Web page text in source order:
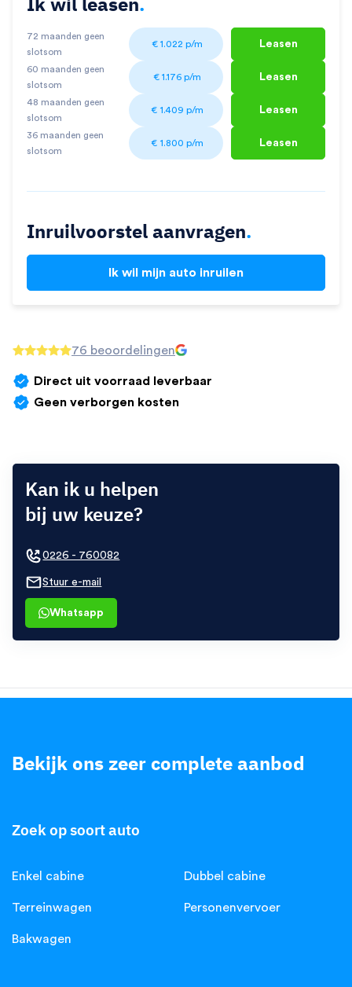
72 maanden geen
slotsom
€ 1.022 p/m Leasen
60 maanden geen
slotsom
€ 1.176 p/m Leasen
48 maanden geen
slotsom
€ 1.409 p/m Leasen
36 maanden geen
slotsom
€ 1.800 p/m Leasen
Inruilvoorstel aanvragen.
Ik wil mijn auto inruilen
76 beoordelingen
Direct uit voorraad leverbaar
Geen verborgen kosten
Kan ik u helpen
bij uw keuze?
0226 - 760082
Stuur e-mail
Whatsapp
Bekijk ons zeer complete aanbod
Zoek op soort auto
Enkel cabine Dubbel cabine
Terreinwagen Personenvervoer
Bakwagen